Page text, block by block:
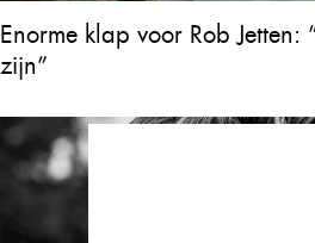
Enorme klap voor Rob Jetten:
zijn”